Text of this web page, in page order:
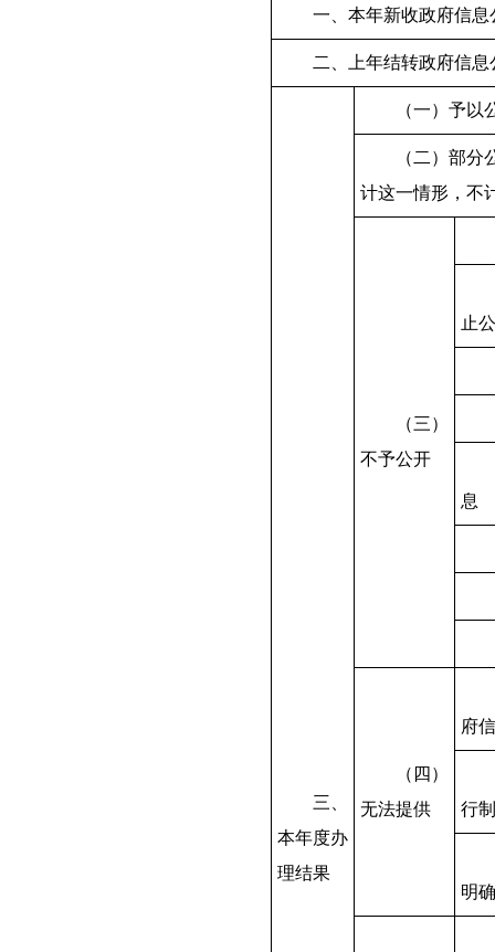
一、本年新收政府信息
二、上年结转政府信
三、
本年度办
理结果
（一）予以
（二）部分
计这一情形，不
（三）
不予公开
止
息
（四）
无法提供
府
行
明确